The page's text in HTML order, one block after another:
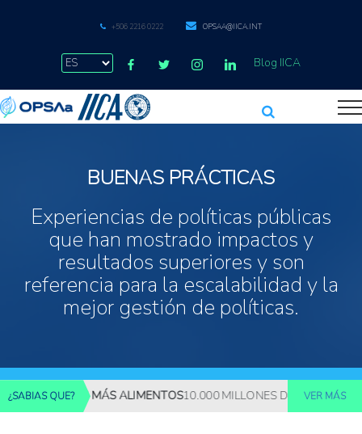
+506 2216 0222 OPSAA@IICA.INT
Blog IICA
BUENAS PRÁCTICAS
Experiencias de políticas públicas
que han mostrado impactos y
resultados superiores y son
referencia para la escalabilidad y la
mejor gestión de políticas.
¿SABIAS QUE?MÁS ALIMENTOS10.000 MILLONES DE PERSONAS
VER MÁS